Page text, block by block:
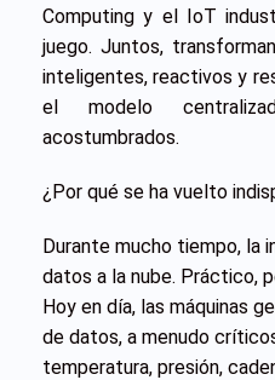
Computing y el IoT
juego. Juntos,
inteligentes, reactivos y
el modelo
acostumbrados.
¿Por qué se ha vuelto
Durante mucho tiempo, la
datos a la nube. Práctico,
Hoy en día, las máquinas
de datos, a menudo
temperatura, presión,